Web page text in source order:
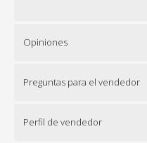
Opiniones
Preguntas para el vendedor
Perfil de vendedor